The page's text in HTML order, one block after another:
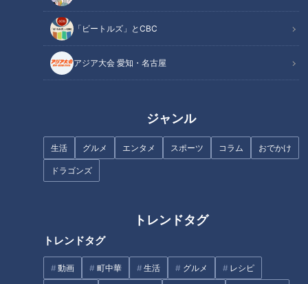
「ビートルズ」とCBC
アジア大会 愛知・名古屋
ジャンル
生活 グルメ エンタメ スポーツ コラム おでかけ
ドラゴンズ
トレンドタグ
トレンドタグ
動画 町中華 生活 グルメ レシピ
間ぶりのコラムとなる今回。これほどウキウキしながら、キー
ボードをカタカタ叩けるのもいつ以来ぶりかなと。レギュラー
シーズンの成績が今一つ芳しくなかったわれらのドラゴンズ。
交流戦に突入した途端、走攻守にわたって、まさに水を得た魚
のように生き生きとプレー！6月6日終了時点、DeNAと並びな